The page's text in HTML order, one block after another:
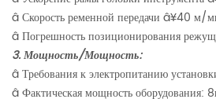
âСкорость ременной передачи â¥40 м/
âПогрешность позиционирования
3. Мощность/Мощность:
âТребования к электропитанию
âФактическая мощность оборудования: